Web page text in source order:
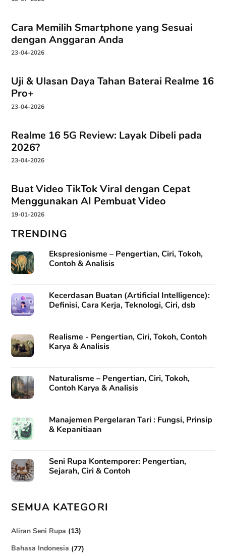
Cara Memilih Smartphone yang Sesuai
dengan Anggaran Anda
23-04-2026
Uji & Ulasan Daya Tahan Baterai Realme 16
Pro+
23-04-2026
Realme 16 5G Review: Layak Dibeli pada
2026?
23-04-2026
Buat Video TikTok Viral dengan Cepat
Menggunakan AI Pembuat Video
19-01-2026
TRENDING
Ekspresionisme – Pengertian, Ciri, Tokoh,
Contoh & Analisis
Kecerdasan Buatan (Artificial Intelligence):
Definisi, Cara Kerja, Teknologi, Ciri, dsb
Realisme - Pengertian, Ciri, Tokoh, Contoh
Karya & Analisis
Naturalisme – Pengertian, Ciri, Tokoh,
Contoh Karya & Analisis
Manajemen Pergelaran Tari : Fungsi, Prinsip
& Kepanitiaan
Seni Rupa Kontemporer: Pengertian,
Sejarah, Ciri & Contoh
SEMUA KATEGORI
Aliran Seni Rupa (13)
Bahasa Indonesia (77)